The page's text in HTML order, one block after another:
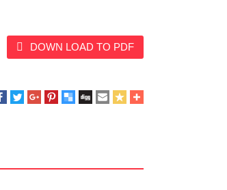
DOWN LOAD TO PDF